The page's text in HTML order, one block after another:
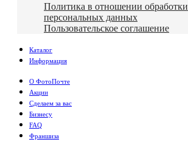
Политика в отношении обработки
персональных данных
Пользовательское соглашение
Каталог
Информация
О ФотоПочте
Акции
Сделаем за вас
Бизнесу
FAQ
Франшиза